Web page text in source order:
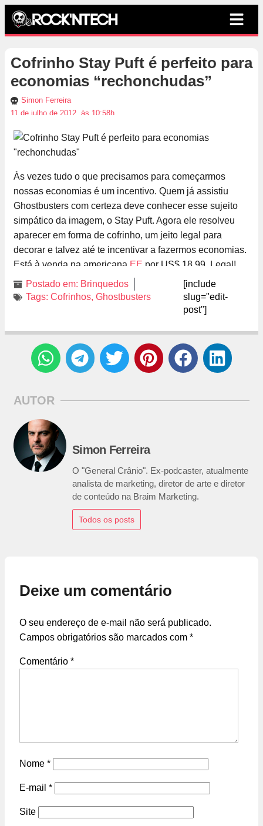
Cofrinho Stay Puft é perfeito para
economias “rechonchudas”
Simon Ferreira
11 de julho de 2012, às 10:58h
Às vezes tudo o que precisamos para começarmos
nossas economias é um incentivo. Quem já assistiu
Ghostbusters com certeza deve conhecer esse sujeito
simpático da imagem, o Stay Puft. Agora ele resolveu
aparecer em forma de cofrinho, um jeito legal para
decorar e talvez até te incentivar a fazermos economias.
Está à venda na americana EE por US$ 18.99. Legal!
Postado em: Brinquedos
Tags: Cofrinhos, Ghostbusters
[include
slug="edit-
post"]
AUTOR
Simon Ferreira
O "General Crânio". Ex-podcaster, atualmente
analista de marketing, diretor de arte e diretor
de conteúdo na Braim Marketing.
Todos os posts
Deixe um comentário
O seu endereço de e-mail não será publicado.
Campos obrigatórios são marcados com *
Comentário *
Nome *
E-mail *
Site